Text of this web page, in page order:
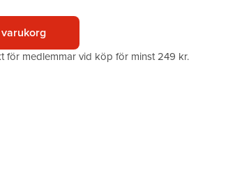
för medlemmar vid köp för minst 249 kr.